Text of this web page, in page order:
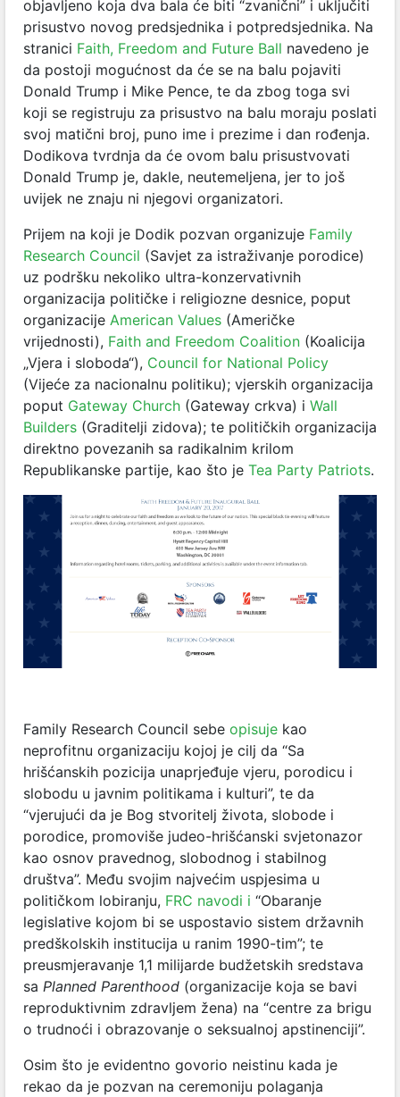
objavljeno koja dva bala će biti “zvanični” i uključiti
prisustvo novog predsjednika i potpredsjednika. Na
stranici Faith, Freedom and Future Ball navedeno je
da postoji mogućnost da će se na balu pojaviti
Donald Trump i Mike Pence, te da zbog toga svi
koji se registruju za prisustvo na balu moraju poslati
svoj matični broj, puno ime i prezime i dan rođenja.
Dodikova tvrdnja da će ovom balu prisustvovati
Donald Trump je, dakle, neutemeljena, jer to još
uvijek ne znaju ni njegovi organizatori.
Prijem na koji je Dodik pozvan organizuje Family
Research Council (Savjet za istraživanje porodice)
uz podršku nekoliko ultra-konzervativnih
organizacija političke i religiozne desnice, poput
organizacije American Values (Američke
vrijednosti), Faith and Freedom Coalition (Koalicija
„Vjera i sloboda“), Council for National Policy
(Vijeće za nacionalnu politiku); vjerskih organizacija
poput Gateway Church (Gateway crkva) i Wall
Builders (Graditelji zidova); te političkih organizacija
direktno povezanih sa radikalnim krilom
Republikanske partije, kao što je Tea Party Patriots.
Family Research Council sebe opisuje kao
neprofitnu organizaciju kojoj je cilj da “Sa
hrišćanskih pozicija unaprjeđuje vjeru, porodicu i
slobodu u javnim politikama i kulturi”, te da
“vjerujući da je Bog stvoritelj života, slobode i
porodice, promoviše judeo-hrišćanski svjetonazor
kao osnov pravednog, slobodnog i stabilnog
društva”. Među svojim najvećim uspjesima u
političkom lobiranju, FRC navodi i “Obaranje
legislative kojom bi se uspostavio sistem državnih
predškolskih institucija u ranim 1990-tim”; te
preusmjeravanje 1,1 milijarde budžetskih sredstava
sa Planned Parenthood (organizacije koja se bavi
reproduktivnim zdravljem žena) na “centre za brigu
o trudnoći i obrazovanje o seksualnoj apstinenciji”.
Osim što je evidentno govorio neistinu kada je
rekao da je pozvan na ceremoniju polaganja